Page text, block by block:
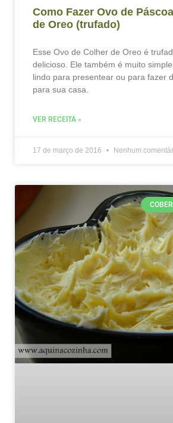
Como Fazer Ovo de
de Oreo (trufado)
Esse Ovo de Colher de Oreo é
delicioso. Ele também é muito
lindo para presentear ou para fazer
para sua casa.
VER RECEITA »
17 de março de 2016 Nenhum